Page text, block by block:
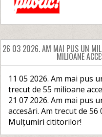
26 03 2026. AM MAI PUS UN
MILIOANE
11 05 2026. Am mai pus
trecut de 55 milioane
21 07 2026. Am mai pus
accesări. Am trecut de 56
Mulțumiri cititorilor!